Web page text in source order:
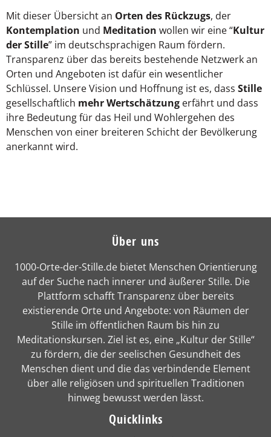
Mit dieser Übersicht an Orten des Rückzugs, der
Kontemplation und Meditation wollen wir eine “Kultur
der Stille” im deutschsprachigen Raum fördern.
Transparenz über das bereits bestehende Netzwerk an
Orten und Angeboten ist dafür ein wesentlicher
Schlüssel. Unsere Vision und Hoffnung ist es, dass Stille
gesellschaftlich mehr Wertschätzung erfährt und dass
ihre Bedeutung für das Heil und Wohlergehen des
Menschen von einer breiteren Schicht der Bevölkerung
anerkannt wird.
Über uns
1000-Orte-der-Stille.de bietet Menschen Orientierung
auf der Suche nach innerer und äußerer Stille. Die
Plattform schafft Transparenz über bereits
existierende Orte und Angebote: von Räumen der
Stille im öffentlichen Raum bis hin zu
Meditationskursen. Ziel ist es, eine „Kultur der Stille“
zu fördern, die der seelischen Gesundheit des
Menschen dient und die das verbindende Element
über alle religiösen und spirituellen Traditionen
hinweg bewusst werden lässt.
Quicklinks